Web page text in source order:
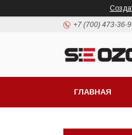
+7 (700) 473-36-
ГЛАВНАЯ